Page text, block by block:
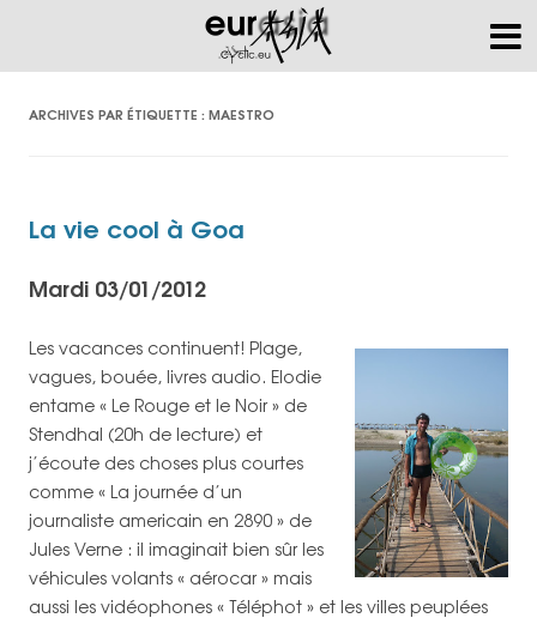
ARCHIVES PAR ÉTIQUETTE : MAESTRO
La vie cool à Goa
Mardi 03/01/2012
Les vacances continuent! Plage,
vagues, bouée, livres audio. Elodie
entame « Le Rouge et le Noir » de
Stendhal (20h de lecture) et
j’écoute des choses plus courtes
comme « La journée d’un
journaliste americain en 2890 » de
Jules Verne : il imaginait bien sûr les
véhicules volants « aérocar » mais
aussi les vidéophones « Téléphot » et les villes peuplées